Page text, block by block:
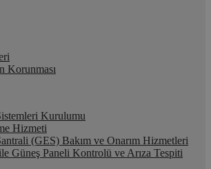
Korunması
Kurulumu
Hizmeti
(GES) Bakım ve Onarım Hizmetleri
Güneş Paneli Kontrolü ve Arıza Tespiti